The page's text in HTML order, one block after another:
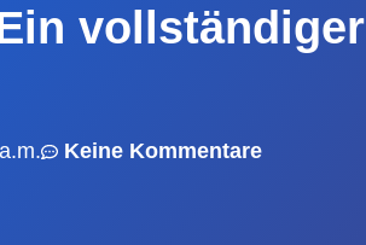
vollständiger
Keine Kommentare